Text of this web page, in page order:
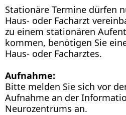
Stationäre Termine dürfen
Haus- oder Facharzt
zu einem stationären
kommen, benötigen Sie
Haus- oder Facharztes.
Aufnahme:
Bitte melden Sie sich vor
Aufnahme an der
Neurozentrums an.